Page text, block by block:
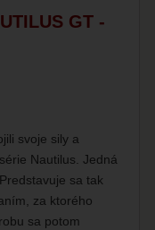
GT -
svoje sily a
Nautilus. Jedná
sa tak
za ktorého
sa potom